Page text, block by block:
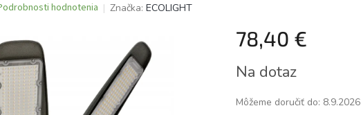
hodnotenia Značka: ECOLIGHT
78,40 €
cena:
Na dotaz
Môžeme doručiť do: 8.9.2026